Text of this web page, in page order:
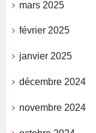
mars 2025
février 2025
janvier 2025
décembre 2024
novembre 2024